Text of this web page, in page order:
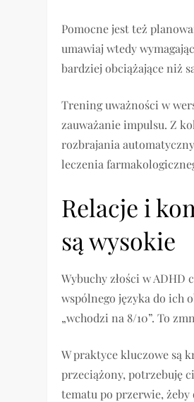
Pomocne jest też
umawiaj wtedy
bardziej obciążające niż
Trening uważności w
zauważanie impulsu. Z
rozbrajania
leczenia
Relacje i
są wysokie
Wybuchy złości w ADHD
wspólnego języka do ich
„wchodzi na 8/10”. To
W praktyce kluczowe są
przeciążony, potrzebuję
tematu po przerwie,